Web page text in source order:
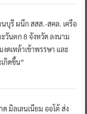
บุรี ผนึก สสส.-สคล. เครือ
วันตก 8 จังหวัด ลงนาม
งดเหล้าเข้าพรรษา และ
กิดขึ้น”
มิลเลนเนียม ออโต้ ส่ง